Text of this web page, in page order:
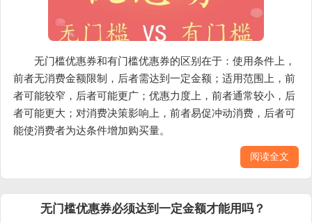
无门槛优惠券和有门槛优惠券的区别在于：使用条件上，
前者无消费金额限制，后者需达到一定金额；适用范围上，前
者可能较窄，后者可能更广；优惠力度上，前者通常较小，后
者可能更大；对消费决策影响上，前者易促冲动消费，后者可
能使消费者为达条件增加购买量。
阅读全文
无门槛优惠券必须达到一定金额才能用吗？